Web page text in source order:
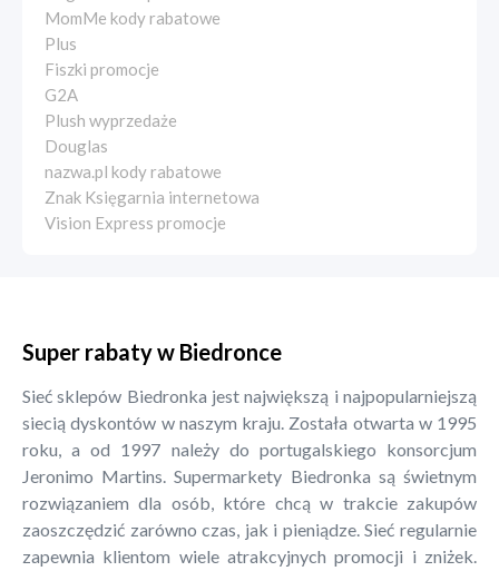
MomMe kody rabatowe
Plus
Fiszki promocje
G2A
Plush wyprzedaże
Douglas
nazwa.pl kody rabatowe
Znak Księgarnia internetowa
Vision Express promocje
Super rabaty w Biedronce
Sieć sklepów Biedronka jest największą i najpopularniejszą
siecią dyskontów w naszym kraju. Została otwarta w 1995
roku, a od 1997 należy do portugalskiego konsorcjum
Jeronimo Martins. Supermarkety Biedronka są świetnym
rozwiązaniem dla osób, które chcą w trakcie zakupów
zaoszczędzić zarówno czas, jak i pieniądze. Sieć regularnie
zapewnia klientom wiele atrakcyjnych promocji i zniżek.